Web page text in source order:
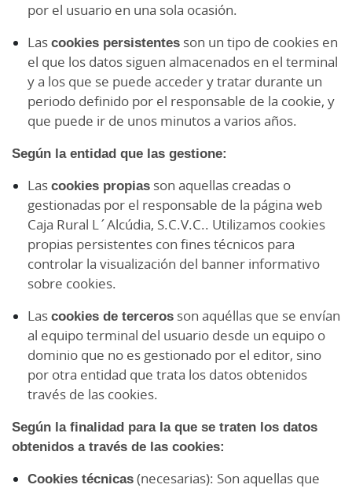
por el usuario en una sola ocasión.
Lascookies persistentes son un tipo de cookies en
el que los datos siguen almacenados en el terminal
y a los que se puede acceder y tratar durante un
periodo definido por el responsable de la cookie, y
que puede ir de unos minutos a varios años.
Según la entidad que las gestione:
Lascookies propias son aquellas creadas o
gestionadas por el responsable de la página web
Caja Rural L´Alcúdia, S.C.V.C.. Utilizamos cookies
propias persistentes con fines técnicos para
controlar la visualización del banner informativo
sobre cookies.
Lascookies de terceros son aquéllas que se envían
al equipo terminal del usuario desde un equipo o
dominio que no es gestionado por el editor, sino
por otra entidad que trata los datos obtenidos
través de las cookies.
Según la finalidad para la que se traten los datos
obtenidos a través de las cookies:
Cookies técnicas(necesarias): Son aquellas que